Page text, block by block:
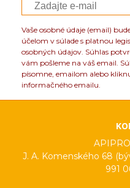
Vaše osobné údaje (email)
účelom v súlade s platnou
osobných údajov. Súhlas
vám pošleme na váš email.
písomne, emailom alebo
informačného emailu.
J. A. Komenského 68
991